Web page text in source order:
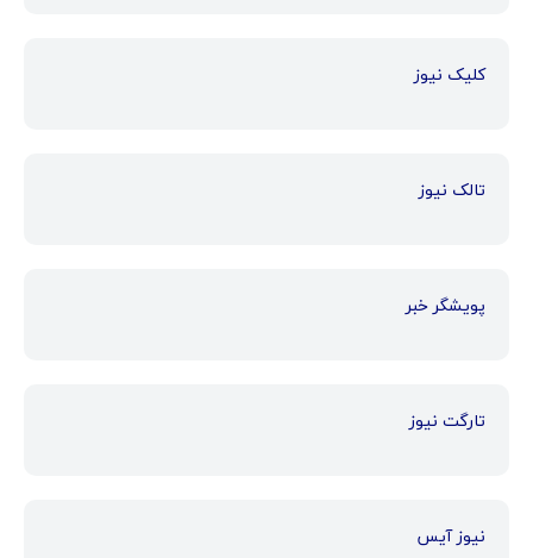
کلیک نیوز
تالک نیوز
پویشگر خبر
تارگت نیوز
نیوز آیس